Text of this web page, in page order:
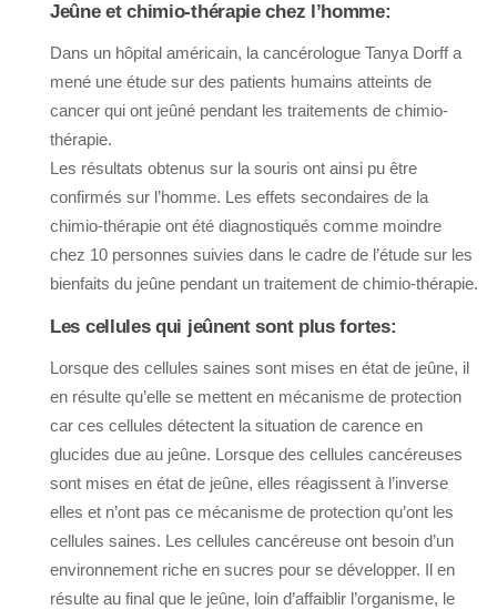
Jeûne et chimio-thérapie chez l’homme:
Dans un hôpital américain, la cancérologue Tanya Dorff a
mené une étude sur des patients humains atteints de
cancer qui ont jeûné pendant les traitements de chimio-
thérapie.
Les résultats obtenus sur la souris ont ainsi pu être
confirmés sur l’homme. Les effets secondaires de la
chimio-thérapie ont été diagnostiqués comme moindre
chez 10 personnes suivies dans le cadre de l’étude sur les
bienfaits du jeûne pendant un traitement de chimio-thérapie.
Les cellules qui jeûnent sont plus fortes:
Lorsque des cellules saines sont mises en état de jeûne, il
en résulte qu’elle se mettent en mécanisme de protection
car ces cellules détectent la situation de carence en
glucides due au jeûne. Lorsque des cellules cancéreuses
sont mises en état de jeûne, elles réagissent à l’inverse
elles et n’ont pas ce mécanisme de protection qu’ont les
cellules saines. Les cellules cancéreuse ont besoin d’un
environnement riche en sucres pour se développer. Il en
résulte au final que le jeûne, loin d’affaiblir l’organisme, le